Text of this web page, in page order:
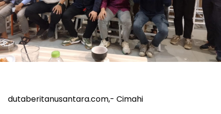
dutaberitanusantara.com,- Cimahi